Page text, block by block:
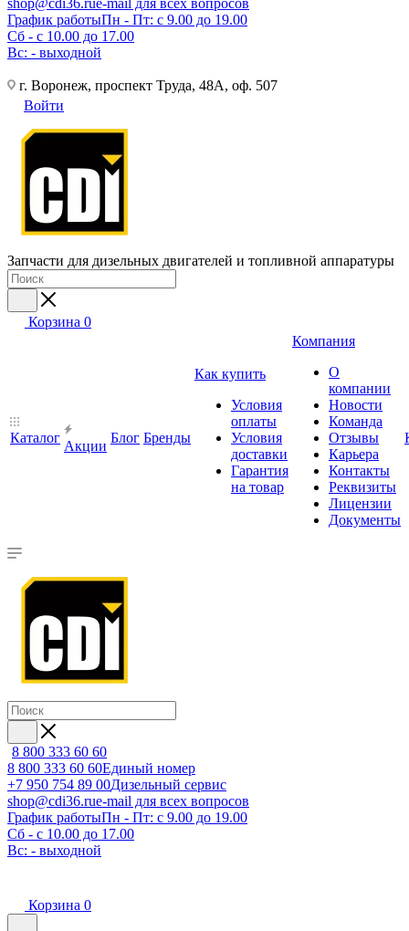
shop@cdi36.rue-mail для всех вопросов
График работыПн - Пт: с 9.00 до 19.00
Сб - с 10.00 до 17.00
Вс: - выходной
г. Воронеж, проспект Труда, 48А, оф. 507
Войти
Запчасти для дизельных двигателей и топливной аппаратуры
Корзина 0
Каталог
Акции
Блог Бренды
Как купить
Условия
оплаты
Условия
доставки
Гарантия
на товар
Компания
О
компании
Новости
Команда
Отзывы
Карьера
Контакты
Реквизиты
Лицензии
Документы
8 800 333 60 60
8 800 333 60 60Единый номер
+7 950 754 89 00Дизельный сервис
shop@cdi36.rue-mail для всех вопросов
График работыПн - Пт: с 9.00 до 19.00
Сб - с 10.00 до 17.00
Вс: - выходной
Корзина 0